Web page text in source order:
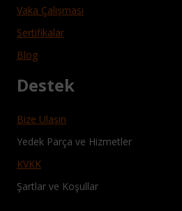
Vaka Çalışması
Sertifikalar
Blog
Destek
Bize Ulaşın
Yedek Parça ve Hizmetler
KVKK
Şartlar ve Koşullar